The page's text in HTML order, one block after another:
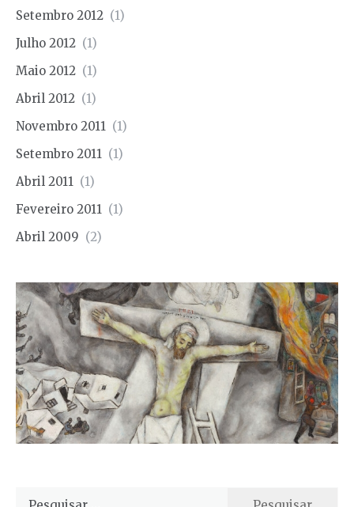
Setembro 2012 (1)
Julho 2012 (1)
Maio 2012 (1)
Abril 2012 (1)
Novembro 2011 (1)
Setembro 2011 (1)
Abril 2011 (1)
Fevereiro 2011 (1)
Abril 2009 (2)
Pesquisar